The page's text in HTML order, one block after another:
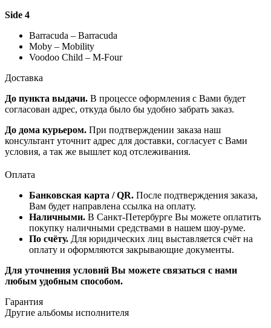
Side 4
Barracuda – Barracuda
Moby – Mobility
Voodoo Child – M-Four
Доставка
До пункта выдачи. В процессе оформления с Вами будет
согласован адрес, откуда было бы удобно забрать заказ.
До дома курьером. При подтверждении заказа наш
консультант уточнит адрес для доставки, согласует с Вами
условия, а так же вышлет код отслеживания.
Оплата
Банковская карта / QR. После подтверждения заказа,
Вам будет направлена ссылка на оплату.
Наличными. В Санкт-Петербурге Вы можете оплатить
покупку наличными средствами в нашем шоу-руме.
По счёту. Для юридических лиц выставляется счёт на
оплату и оформляются закрывающие документы.
Для уточнения условий Вы можете связаться с нами
любым удобным способом.
Гарантия
Другие альбомы исполнителя